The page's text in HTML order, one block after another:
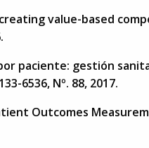
value-based
paciente: gestión
6536, Nº. 88, 2017.
Outcomes